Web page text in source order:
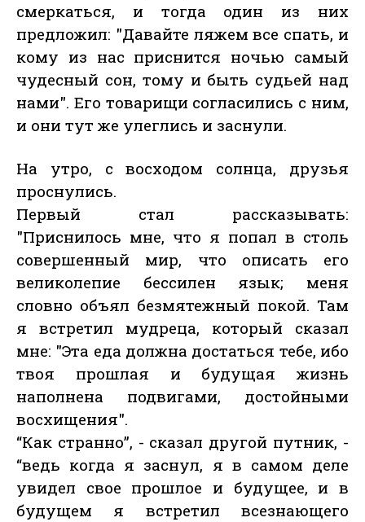
смеркаться, и тогда один из них
предложил: "Давайте ляжем все спать, и
кому из нас приснится ночью самый
чудесный сон, тому и быть судьей над
нами". Его товарищи согласились с ним,
и они тут же улеглись и заснули.
На утро, с восходом солнца, друзья
проснулись.
Первый стал рассказывать:
"Приснилось мне, что я попал в столь
совершенный мир, что описать его
великолепие бессилен язык; меня
словно объял безмятежный покой. Там
я встретил мудреца, который сказал
мне: "Эта еда должна достаться тебе, ибо
твоя прошлая и будущая жизнь
наполнена подвигами, достойными
восхищения".
“Как странно”, - сказал другой путник, -
“ведь когда я заснул, я в самом деле
увидел свое прошлое и будущее, и в
будущем я встретил всезнающего